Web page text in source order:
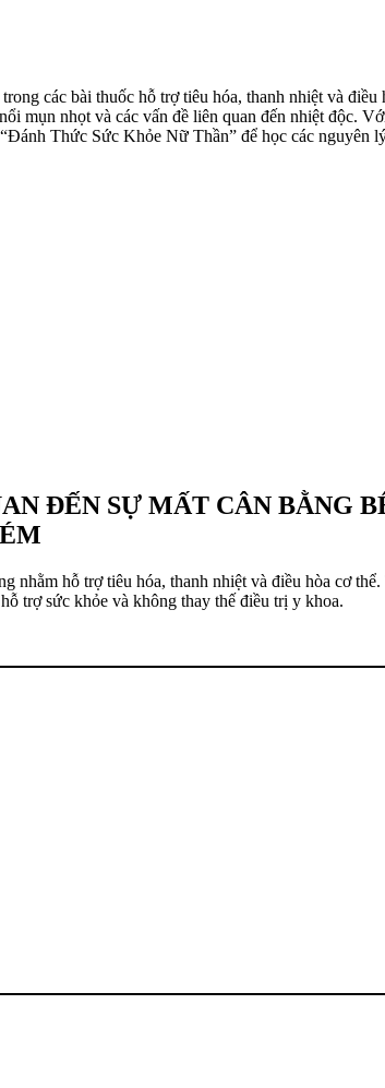
các bài thuốc hỗ trợ tiêu hóa, thanh nhiệt và
mụn nhọt và các vấn đề liên quan đến nhiệt độc.
Thức Sức Khỏe Nữ Thần” để học các
ĐẾN SỰ MẤT CÂN BẰNG
hỗ trợ tiêu hóa, thanh nhiệt và điều hòa cơ
trợ sức khỏe và không thay thế điều trị y khoa.